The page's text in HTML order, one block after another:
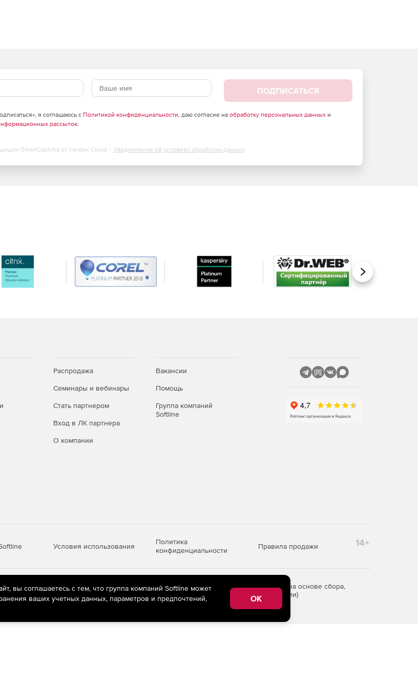
и инфраструктур VDI.
снижает нагрузку на IT-
API-интерфейсы публичных облачных
для надежной защиты облачной среды.
и успешно отражайте самые
ПОДПИСАТЬСЯ
я соглашаюсь с Политикой конфиденциальности, даю согласие на обработку персональных данныхи
рассылок.
SmartCaptcha от Yandex Cloud - Уведомление об условиях обработки данных
Вперед
Распродажа
Семинары и вебинары
Стать партнером
Вход в ЛК партнера
О компании
Вакансии
Помощь
Группа компаний
Softline
Условия использования
Политика
конфиденциальности
Правила продажи 14+
технологии(информационные технологии предоставления информации на основе сбора,
пользователей сети «Интернет», находящихся на территории Российской Федерации)
вы соглашаетесь с тем, что группа компаний Softline может
ваших учетных данных, параметров и предпочтений,
OK